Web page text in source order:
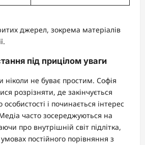
джерел, зокрема матеріалів
під прицілом уваги
ніколи не буває простим. Софія
розрізняти, де закінчується
особистості і починається інтерес
часто зосереджуються на
про внутрішній світ підлітка,
постійного порівняння з